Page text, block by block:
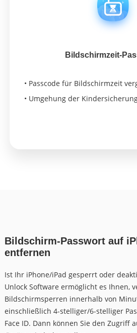
Bildschirmzeit-
• Passcode für Bildschirmzeit
• Umgehung der
Bildschirm-Passwort auf
entfernen
Ist Ihr iPhone/iPad gesperrt oder
Unlock Software ermöglicht es Ihnen,
Bildschirmsperren innerhalb von
einschließlich 4-stelliger/6-stelliger
Face ID. Dann können Sie den Zugriff